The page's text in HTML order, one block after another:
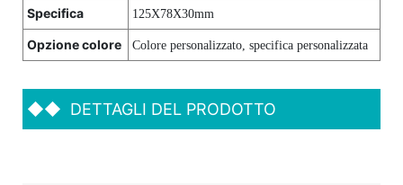
Specifica 125X78X30mm
Opzione colore Colore personalizzato, specifica personalizzata
◆◆ DETTAGLI DEL PRODOTTO